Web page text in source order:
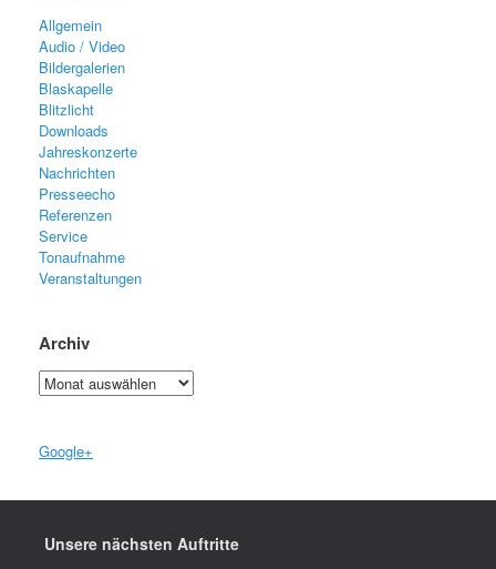
Allgemein
Audio / Video
Bildergalerien
Blaskapelle
Blitzlicht
Downloads
Jahreskonzerte
Nachrichten
Presseecho
Referenzen
Service
Tonaufnahme
Veranstaltungen
Archiv
Archiv
Google+
Unsere nächsten Auftritte